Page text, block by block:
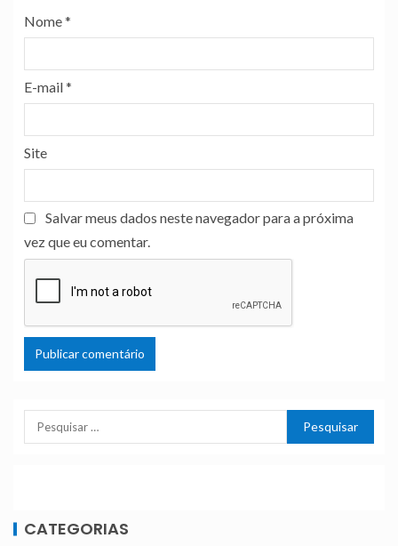
Nome*
E-mail*
Site
Salvar meus dados neste navegador para a próxima
vez que eu comentar.
CATEGORIAS